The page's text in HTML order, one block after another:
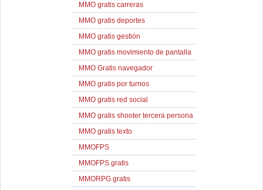
MMO gratis carreras
MMO gratis deportes
MMO gratis gestión
MMO gratis movimiento de pantalla
MMO Gratis navegador
MMO gratis por turnos
MMO gratis red social
MMO gratis shooter tercera persona
MMO gratis texto
MMOFPS
MMOFPS gratis
MMORPG gratis